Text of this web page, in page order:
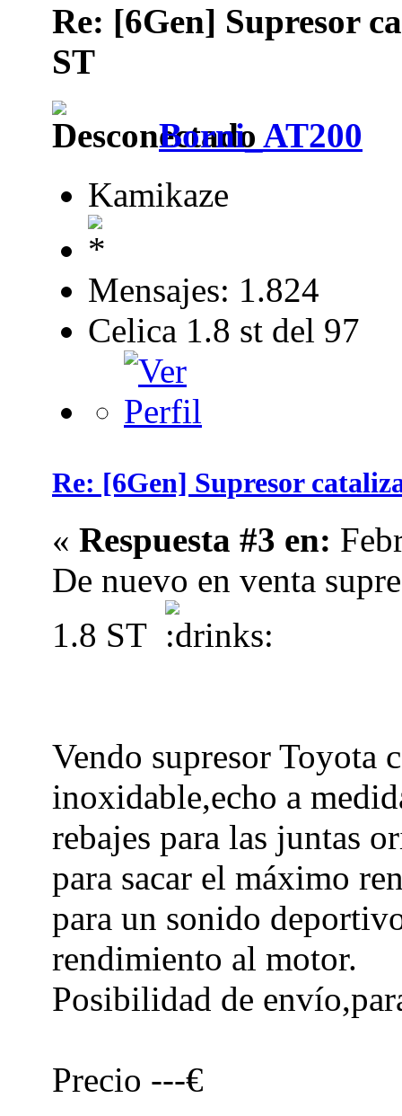
Re: [6Gen] Supresor
ST
Borni_AT200
Kamikaze
Mensajes: 1.824
Celica 1.8 st del 97
Re: [6Gen] Supresor
« Respuesta #3 en:
De nuevo en venta
1.8 ST
Vendo supresor Toyota
inoxidable,echo a
rebajes para las juntas
para sacar el máximo
para un sonido
rendimiento al motor.
Posibilidad de
Precio ---€